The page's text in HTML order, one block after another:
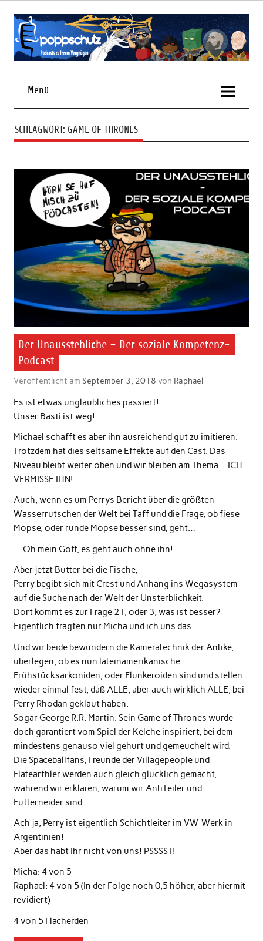
Skip
contentPodcasts zu Ihrem Vergnügen
Menü
SCHLAGWORT: GAME OF THRONES
Der Unausstehliche – Der soziale Kompetenz-
Podcast
Veröffentlicht am September 3, 2018 von Raphael
Es ist etwas unglaubliches passiert!
Unser Basti ist weg!
Michael schafft es aber ihn ausreichend gut zu imitieren.
Trotzdem hat dies seltsame Effekte auf den Cast. Das
Niveau bleibt weiter oben und wir bleiben am Thema… ICH
VERMISSE IHN!
Auch, wenn es um Perrys Bericht über die größten
Wasserrutschen der Welt bei Taff und die Frage, ob fiese
Möpse, oder runde Möpse besser sind, geht…
… Oh mein Gott, es geht auch ohne ihn!
Aber jetzt Butter bei die Fische,
Perry begibt sich mit Crest und Anhang ins Wegasystem
auf die Suche nach der Welt der Unsterblichkeit.
Dort kommt es zur Frage 21, oder 3, was ist besser?
Eigentlich fragten nur Micha und ich uns das.
Und wir beide bewundern die Kameratechnik der Antike,
überlegen, ob es nun lateinamerikanische
Frühstücksarkoniden, oder Flunkeroiden sind und stellen
wieder einmal fest, daß ALLE, aber auch wirklich ALLE, bei
Perry Rhodan geklaut haben.
Sogar George R.R. Martin. Sein Game of Thrones wurde
doch garantiert vom Spiel der Kelche inspiriert, bei dem
mindestens genauso viel gehurt und gemeuchelt wird.
Die Spaceballfans, Freunde der Villagepeople und
Flatearthler werden auch gleich glücklich gemacht,
während wir erklären, warum wir AntiTeiler und
Futterneider sind.
Ach ja, Perry ist eigentlich Schichtleiter im VW-Werk in
Argentinien!
Aber das habt Ihr nicht von uns! PSSSST!
Micha: 4 von 5
Raphael: 4 von 5 (In der Folge noch 0,5 höher, aber hiermit
revidiert)
4 von 5 Flacherden